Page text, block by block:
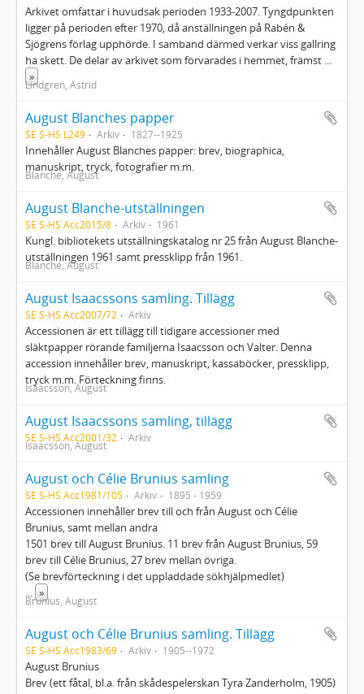
Arkivet omfattar i huvudsak perioden 1933-2007. Tyngdpunkten
ligger på perioden efter 1970, då anställningen på Rabén &
Sjögrens förlag upphörde. I samband därmed verkar viss gallring
ha skett. De delar av arkivet som förvarades i hemmet, främst ...
»
Lindgren, Astrid
August Blanches papper
SE S-HS L249 Arkiv 1827--1925
Innehåller August Blanches papper: brev, biographica,
manuskript, tryck, fotografier m.m.
Blanche, August
August Blanche-utställningen
SE S-HS Acc2015/8 Arkiv 1961
Kungl. bibliotekets utställningskatalog nr 25 från August Blanche-
utställningen 1961 samt pressklipp från 1961.
Blanche, August
August Isaacssons samling. Tillägg
SE S-HS Acc2007/72 Arkiv
Accessionen är ett tillägg till tidigare accessioner med
släktpapper rörande familjerna Isaacsson och Valter. Denna
accession innehåller brev, manuskript, kassaböcker, pressklipp,
tryck m.m. Förteckning finns.
Isaacsson, August
August Isaacssons samling, tillägg
SE S-HS Acc2001/32 Arkiv
Isaacsson, August
August och Célie Brunius samling
SE S-HS Acc1981/105 Arkiv 1895 - 1959
Accessionen innehåller brev till och från August och Célie
Brunius, samt mellan andra
1501 brev till August Brunius. 11 brev från August Brunius, 59
brev till Célie Brunius, 27 brev mellan övriga.
(Se brevförteckning i det uppladdade sökhjälpmedlet)
... »
Brunius, August
August och Célie Brunius samling. Tillägg
SE S-HS Acc1983/69 Arkiv 1905--1972
August Brunius
Brev (ett fåtal, bl.a. från skådespelerskan Tyra Zanderholm, 1905)